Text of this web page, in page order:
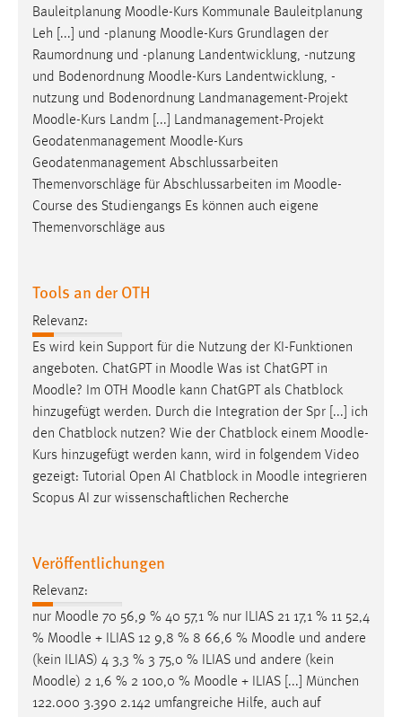
Bauleitplanung Moodle-Kurs Kommunale Bauleitplanung
Leh [...] und -planung Moodle-Kurs Grundlagen der
Raumordnung und -planung Landentwicklung, -nutzung
und Bodenordnung Moodle-Kurs Landentwicklung, -
nutzung und Bodenordnung Landmanagement-Projekt
Moodle-Kurs Landm [...] Landmanagement-Projekt
Geodatenmanagement Moodle-Kurs
Geodatenmanagement Abschlussarbeiten
Themenvorschläge für Abschlussarbeiten im Moodle-
Course des Studiengangs Es können auch eigene
Themenvorschläge aus
Tools an der OTH
Relevanz:
Es wird kein Support für die Nutzung der KI-Funktionen
angeboten. ChatGPT in Moodle Was ist ChatGPT in
Moodle? Im OTH Moodle kann ChatGPT als Chatblock
hinzugefügt werden. Durch die Integration der Spr [...] ich
den Chatblock nutzen? Wie der Chatblock einem Moodle-
Kurs hinzugefügt werden kann, wird in folgendem Video
gezeigt: Tutorial Open AI Chatblock in Moodle integrieren
Scopus AI zur wissenschaftlichen Recherche
Veröffentlichungen
Relevanz:
nur Moodle 70 56,9 % 40 57,1 % nur ILIAS 21 17,1 % 11 52,4
% Moodle + ILIAS 12 9,8 % 8 66,6 % Moodle und andere
(kein ILIAS) 4 3,3 % 3 75,0 % ILIAS und andere (kein
Moodle) 2 1,6 % 2 100,0 % Moodle + ILIAS [...] München
122.000 3.390 2.142 umfangreiche Hilfe, auch auf